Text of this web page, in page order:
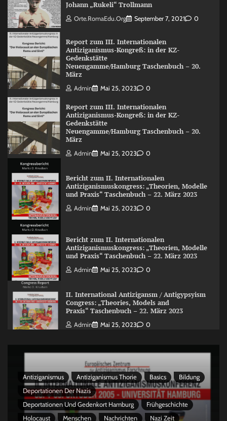
Johann „Rukeli“ Trollmann
Orte.RomaEdu.org September 7, 2021 0
Report zum III. Internationalen
Antiziganismus-Kongreß: in der KZ-
Gedenkstätte
Neuengamme/Hamburg Taschenbuch – 20.
März
Admin Mai 25, 2023 0
Report zum III. Internationalen
Antiziganismus-Kongreß: in der KZ-
Gedenkstätte
Neuengamme/Hamburg Taschenbuch – 20.
März
Admin Mai 25, 2023 0
Bericht zum II. Internationalen
Antiziganismuskongress: „Theorien, Modelle
und Praxis“ Taschenbuch – 22. März 2023
Admin Mai 25, 2023 0
Bericht zum II. Internationalen
Antiziganismuskongress: „Theorien, Modelle
und Praxis“ Taschenbuch – 22. März 2023
Admin Mai 25, 2023 0
II. International Antizigansm / Antigypsyism
Congress: „Theories, Models and
Praxis“ Taschenbuch – 22. März 2023
Admin Mai 25, 2023 0
Antiziganismus Antiziganismus Thorie Basics
Bildung
Deportationen Der Nazis
Deportationen Und Gedenkort Hamburg
Frühgeschichte
Holocaust
Menschen Nachrichten Nazi Zeit